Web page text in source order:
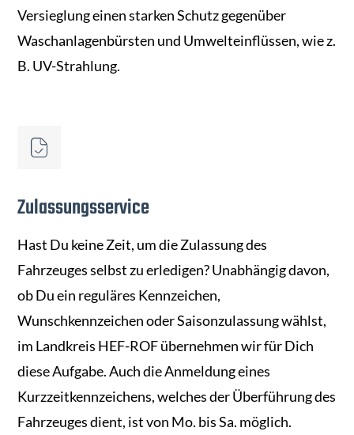
Versieglung einen starken Schutz gegenüber
Waschanlagenbürsten und Umwelteinflüssen, wie z.
B. UV-Strahlung.
Zulassungsservice
Hast Du keine Zeit, um die Zulassung des
Fahrzeuges selbst zu erledigen? Unabhängig davon,
ob Du ein reguläres Kennzeichen,
Wunschkennzeichen oder Saisonzulassung wählst,
im Landkreis HEF-ROF übernehmen wir für Dich
diese Aufgabe. Auch die Anmeldung eines
Kurzzeitkennzeichens, welches der Überführung des
Fahrzeuges dient, ist von Mo. bis Sa. möglich.